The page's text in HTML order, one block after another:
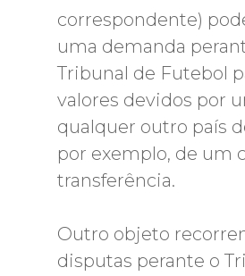
correspondente)
uma demanda
Tribunal de Futebol
valores devidos por
qualquer outro país
por exemplo, de um
transferência.
Outro objeto
disputas perante o